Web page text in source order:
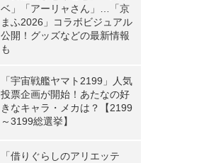
ベ」「アーリャさん」…「京
まふ2026」コラボビジュアル
公開！グッズなどの最新情報
も
「宇宙戦艦ヤマト2199」人気
投票企画が開始！あたなの好
きなキャラ・メカは？【2199
～3199総選挙】
「借りぐらしのアリエッテ